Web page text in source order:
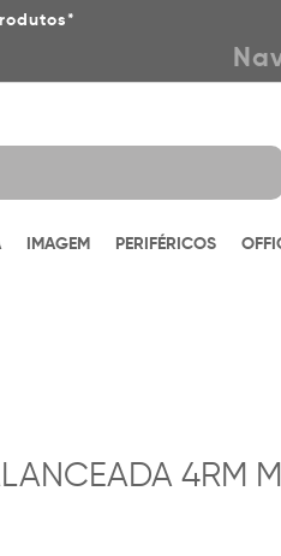
IMAGEM PERIFÉRICOS
4RM